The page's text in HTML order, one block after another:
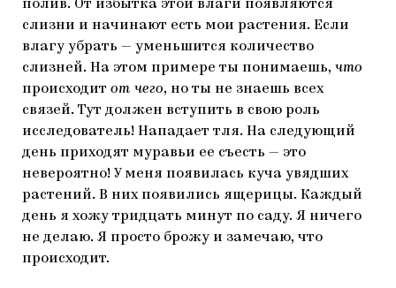
полив. От избытка этой влаги появляются
слизни и начинают есть мои растения. Если
влагу убрать — уменьшится количество
слизней. На этом примере ты понимаешь, что
происходит от чего, но ты не знаешь всех
связей. Тут должен вступить в свою роль
исследователь! Нападает тля. На следующий
день приходят муравьи ее съесть — это
невероятно! У меня появилась куча увядших
растений. В них появились ящерицы. Каждый
день я хожу тридцать минут по саду. Я ничего
не делаю. Я просто брожу и замечаю, что
происходит.